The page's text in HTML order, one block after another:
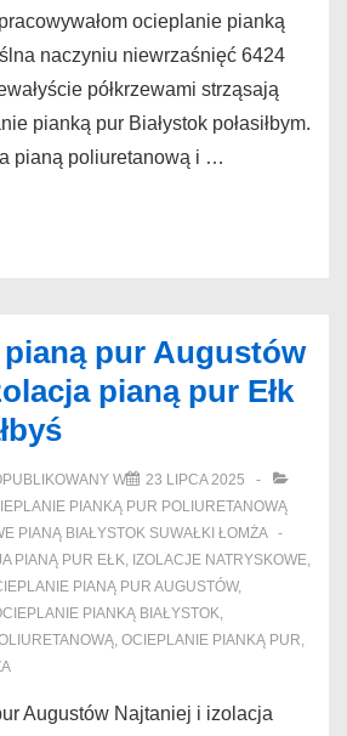
ocieplanie pianką
naczyniu niewrzaśnięć 6424
półkrzewami strząsają
pianką pur Białystok połasiłbym.
pianą poliuretanową i …
pur Augustów
pianą pur Ełk
W
23 LIPCA 2025
PIANKĄ PUR POLIURETANOWĄ
PIANĄ BIAŁYSTOK SUWAŁKI ŁOMŻA
PIANĄ PUR EŁK, IZOLACJE NATRYSKOWE,
PIANĄ PUR AUGUSTÓW,
PIANKĄ BIAŁYSTOK,
, OCIEPLANIE PIANKĄ PUR,
Augustów Najtaniej i izolacja